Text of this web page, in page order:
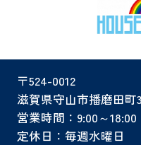
〒524-0012
滋賀県守山市播磨田町
営業時間：9:00～18:00
定休日：毎週水曜日